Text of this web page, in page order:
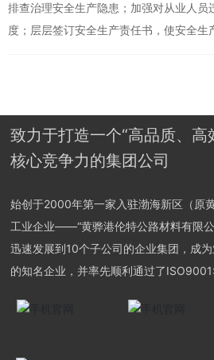
排查治理安全生产隐患；加强对从业人员
度；层层签订安全生产责任书，使安全生
致力于打造一个“高品质、高
核心竞争力的集团公司
始创于2000年第一家入驻渤海新区（原
工业企业——“黄骅港伦特公路材料有限
迅速发展到10个子公司的企业集团，成
的知名企业，并率先顺利通过了